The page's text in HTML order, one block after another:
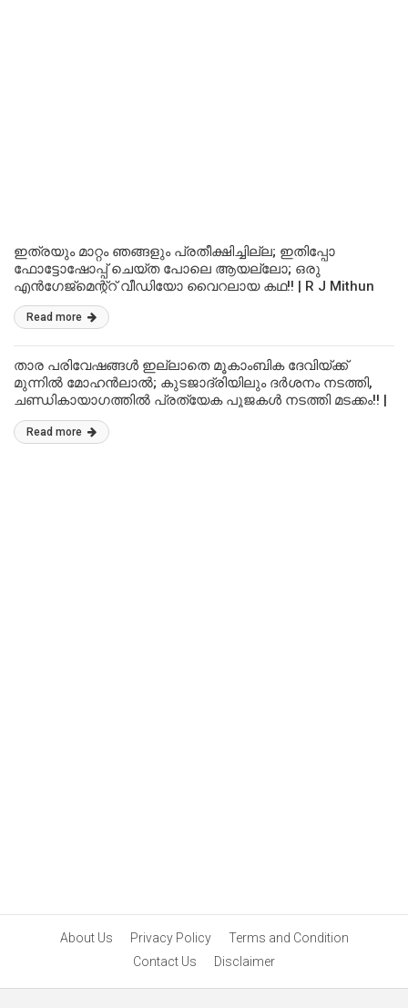
ഇത്രയും മാറ്റം ഞങ്ങളും പ്രതീക്ഷിച്ചില്ല; ഇതിപ്പോ
ഫോട്ടോഷോപ്പ് ചെയ്ത പോലെ ആയല്ലോ; ഒരു
എൻഗേജ്‌മെന്റ്റ് വീഡിയോ വൈറലായ കഥ!! | R J Mithun
And Lakshmi Menon Engagement Video
Read more
താര പരിവേഷങ്ങൾ ഇല്ലാതെ മൂകാംബിക ദേവിയ്ക്ക്
മുന്നിൽ മോഹൻലാൽ; കുടജാദ്രിയിലും ദർശനം നടത്തി,
ചണ്ഡികായാഗത്തിൽ പ്രത്യേക പൂജകൾ നടത്തി മടക്കം!! |
Mohanlal At Kolluru Mookambika Devi Temple Viral Video
Read more
About Us Privacy Policy
Terms and Condition
Contact Us
Disclaimer